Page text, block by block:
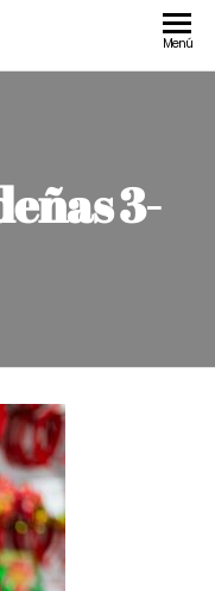
Menú
3-